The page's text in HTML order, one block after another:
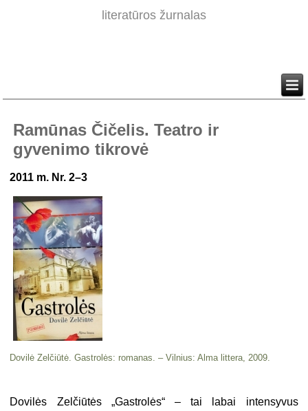
literatūros žurnalas
Ramūnas Čičelis. Teatro ir
gyvenimo tikrovė
2011 m. Nr. 2–3
Dovilė Zelčiūtė. Gastrolės: romanas. – Vilnius: Alma littera, 2009.
Dovilės Zelčiūtės „Gastrolės“ – tai labai intensyvus